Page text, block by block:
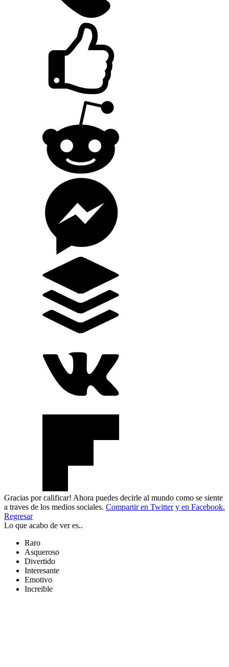
Gracias por calificar! Ahora puedes decirle al mundo como se siente
a traves de los medios sociales. Compartir en Twitter y en Facebook.
Regresar
Lo que acabo de ver es..
Raro
Asqueroso
Divertido
Interesante
Emotivo
Increible